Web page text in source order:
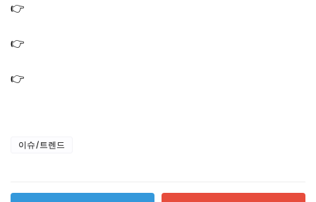
👉
👉
👉
이슈/트렌드